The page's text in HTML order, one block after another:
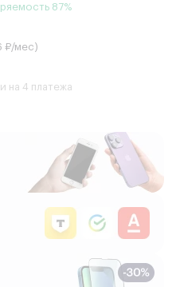
87%
₽/мес)
на 4 платежа